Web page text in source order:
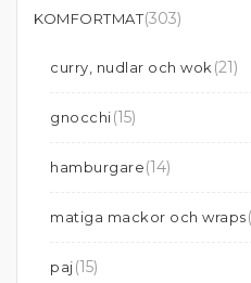
KOMFORTMAT(303)
curry, nudlar och wok (21)
gnocchi(15)
hamburgare(14)
matiga mackor och wraps
paj(15)